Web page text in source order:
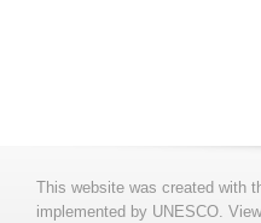
This website was created with
implemented by UNESCO.